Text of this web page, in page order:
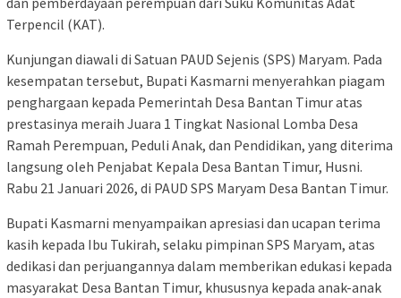
Terpencil (KAT).
Kunjungan diawali di Satuan PAUD Sejenis (SPS) Maryam. Pada
kesempatan tersebut, Bupati Kasmarni menyerahkan piagam
penghargaan kepada Pemerintah Desa Bantan Timur atas
prestasinya meraih Juara 1 Tingkat Nasional Lomba Desa
Ramah Perempuan, Peduli Anak, dan Pendidikan, yang diterima
langsung oleh Penjabat Kepala Desa Bantan Timur, Husni.
Rabu 21 Januari 2026, di PAUD SPS Maryam Desa Bantan Timur.
Bupati Kasmarni menyampaikan apresiasi dan ucapan terima
kasih kepada Ibu Tukirah, selaku pimpinan SPS Maryam, atas
dedikasi dan perjuangannya dalam memberikan edukasi kepada
masyarakat Desa Bantan Timur, khususnya kepada anak-anak